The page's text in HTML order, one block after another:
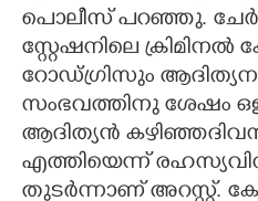
പൊലീസ് പറഞ്ഞു.
സ്റ്റേഷനിലെ
റോഡ്ഗ്രിസും
സംഭവത്തിനു ശേഷം
ആദിത്യൻ
എത്തിയെന്ന്
തുടർന്നാണ് അറസ്റ്റ്.